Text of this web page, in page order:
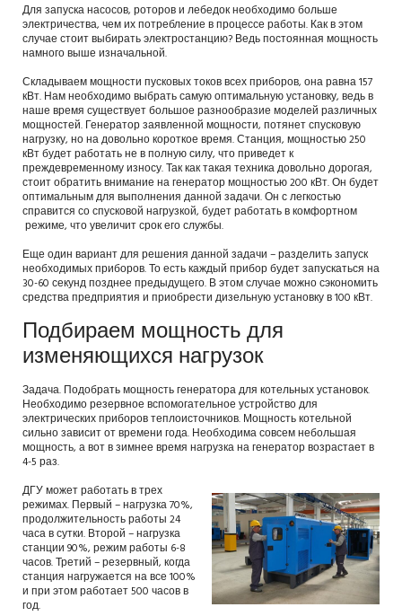
Для запуска насосов, роторов и лебедок необходимо больше
электричества, чем их потребление в процессе работы. Как в этом
случае стоит выбирать электростанцию? Ведь постоянная мощность
намного выше изначальной.
Складываем мощности пусковых токов всех приборов, она равна 157
кВт. Нам необходимо выбрать самую оптимальную установку, ведь в
наше время существует большое разнообразие моделей различных
мощностей. Генератор заявленной мощности, потянет спусковую
нагрузку, но на довольно короткое время. Станция, мощностью 250
кВт будет работать не в полную силу, что приведет к
преждевременному износу. Так как такая техника довольно дорогая,
стоит обратить внимание на генератор мощностью 200 кВт. Он будет
оптимальным для выполнения данной задачи. Он с легкостью
справится со спусковой нагрузкой, будет работать в комфортном
режиме, что увеличит срок его службы.
Еще один вариант для решения данной задачи – разделить запуск
необходимых приборов. То есть каждый прибор будет запускаться на
30-60 секунд позднее предыдущего. В этом случае можно сэкономить
средства предприятия и приобрести дизельную установку в 100 кВт.
Подбираем мощность для
изменяющихся нагрузок
Задача. Подобрать мощность генератора для котельных установок.
Необходимо резервное вспомогательное устройство для
электрических приборов теплоисточников. Мощность котельной
сильно зависит от времени года. Необходима совсем небольшая
мощность, а вот в зимнее время нагрузка на генератор возрастает в
4-5 раз.
ДГУ может работать в трех
режимах. Первый – нагрузка 70%,
продолжительность работы 24
часа в сутки. Второй – нагрузка
станции 90%, режим работы 6-8
часов. Третий – резервный, когда
станция нагружается на все 100%
и при этом работает 500 часов в
год.